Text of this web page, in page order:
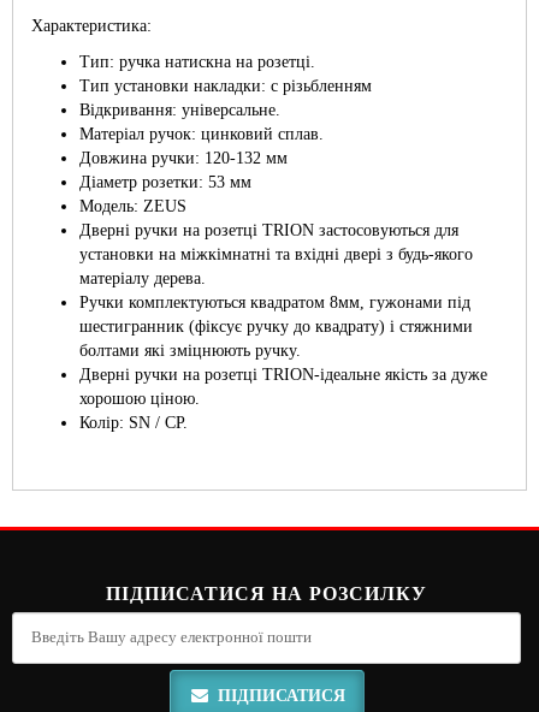
Характеристика:
Тип: ручка натискна на розетці.
Тип установки накладки: c різьбленням
Відкривання: універсальне.
Матеріал ручок: цинковий сплав.
Довжина ручки: 120-132 мм
Діаметр розетки: 53 мм
Модель: ZEUS
Дверні ручки на розетці TRION застосовуються для
установки на міжкімнатні та вхідні двері з будь-якого
матеріалу дерева.
Ручки комплектуються квадратом 8мм, гужонами під
шестигранник (фіксує ручку до квадрату) і стяжними
болтами які зміцнюють ручку.
Дверні ручки на розетці TRION-ідеальне якість за дуже
хорошою ціною.
Колір: SN / CP.
ПІДПИСАТИСЯ НА РОЗСИЛКУ
ПІДПИСАТИСЯ